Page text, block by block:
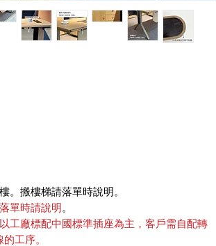
。搬樓梯請落單時說明。
單時請說明。
工廠標配中國標準插座為主，客戶需自配轉
工序。